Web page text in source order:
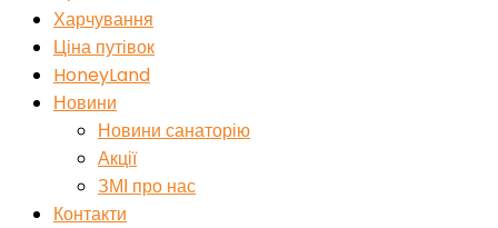
Харчування
Ціна путівок
HoneyLand
Новини
Новини санаторію
Акції
ЗМІ про нас
Контакти